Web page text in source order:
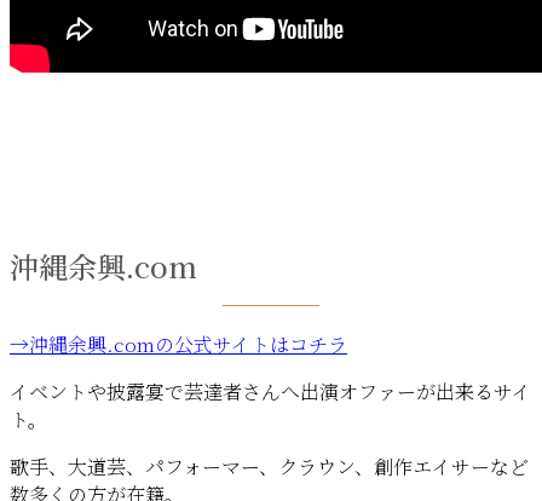
沖縄余興.com
→沖縄余興.comの公式サイトはコチラ
イベントや披露宴で芸達者さんへ出演オファーが出来るサイ
ト。
歌手、大道芸、パフォーマー、クラウン、創作エイサーなど
数多くの方が在籍。